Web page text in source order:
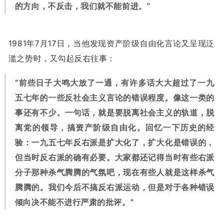
的方向，不反击，我们就不能前进。”
1981年7月17日，当他发现资产阶级自由化言论又呈现泛
滥之势时，又勾起反右往事：
“前些日子大鸣大放了一通，有许多话大大超过了一九
五七年的一些反社会主义言论的错误程度。像这一类的
事还有不少。一句话，就是要脱离社会主义的轨道，脱
离党的领导，搞资产阶级自由化。回忆一下历史的经
验：一九五七年反右派是扩大化了，扩大化是错误的，
但当时反右派的确有必要。大家都还记得当时有些右派
分子那种杀气腾腾的气氛吧，现在有些人就是这样杀气
腾腾的。我们今后不搞反右派运动，但是对于各种错误
倾向决不能不进行严肃的批评。”